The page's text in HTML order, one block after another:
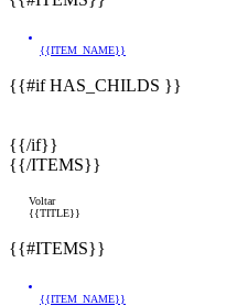
{{ITEM_NAME}}
{{#if HAS_CHILDS }}
{{/if}}
{{/ITEMS}}
Voltar
{{TITLE}}
{{#ITEMS}}
{{ITEM_NAME}}